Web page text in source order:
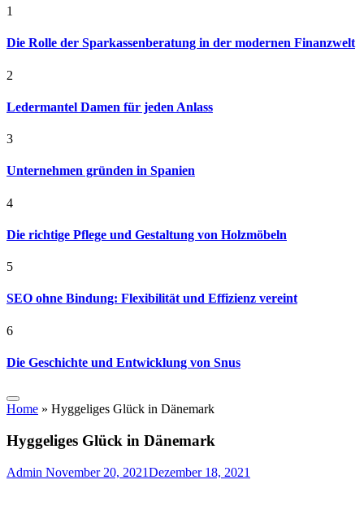
1
Die Rolle der Sparkassenberatung in der modernen Finanzwelt
2
Ledermantel Damen für jeden Anlass
3
Unternehmen gründen in Spanien
4
Die richtige Pflege und Gestaltung von Holzmöbeln
5
SEO ohne Bindung: Flexibilität und Effizienz vereint
6
Die Geschichte und Entwicklung von Snus
Home » Hyggeliges Glück in Dänemark
Hyggeliges Glück in Dänemark
Admin November 20, 2021Dezember 18, 2021